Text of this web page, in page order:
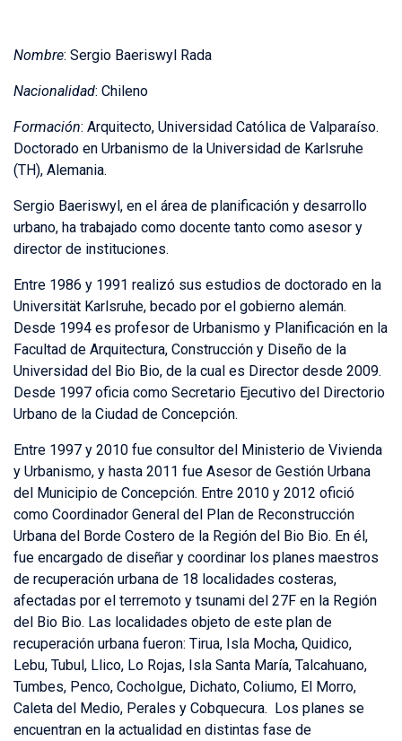
Nombre: Sergio Baeriswyl Rada
Nacionalidad: Chileno
Formación: Arquitecto, Universidad Católica de Valparaíso.
Doctorado en Urbanismo de la Universidad de Karlsruhe
(TH), Alemania.
Sergio Baeriswyl, en el área de planificación y desarrollo
urbano, ha trabajado como docente tanto como asesor y
director de instituciones.
Entre 1986 y 1991 realizó sus estudios de doctorado en la
Universität Karlsruhe, becado por el gobierno alemán.
Desde 1994 es profesor de Urbanismo y Planificación en la
Facultad de Arquitectura, Construcción y Diseño de la
Universidad del Bio Bio, de la cual es Director desde 2009.
Desde 1997 oficia como Secretario Ejecutivo del Directorio
Urbano de la Ciudad de Concepción.
Entre 1997 y 2010 fue consultor del Ministerio de Vivienda
y Urbanismo, y hasta 2011 fue Asesor de Gestión Urbana
del Municipio de Concepción. Entre 2010 y 2012 ofició
como Coordinador General del Plan de Reconstrucción
Urbana del Borde Costero de la Región del Bio Bio. En él,
fue encargado de diseñar y coordinar los planes maestros
de recuperación urbana de 18 localidades costeras,
afectadas por el terremoto y tsunami del 27F en la Región
del Bio Bio. Las localidades objeto de este plan de
recuperación urbana fueron: Tirua, Isla Mocha, Quidico,
Lebu, Tubul, Llico, Lo Rojas, Isla Santa María, Talcahuano,
Tumbes, Penco, Cocholgue, Dichato, Coliumo, El Morro,
Caleta del Medio, Perales y Cobquecura. Los planes se
encuentran en la actualidad en distintas fase de